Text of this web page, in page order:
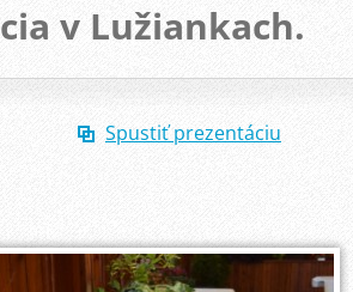
v Lužiankach.
Spustiť prezentáciu